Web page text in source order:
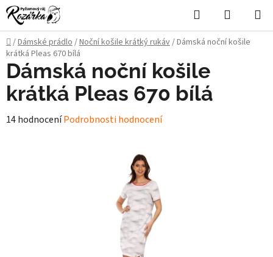
Přejít
na
obsah
Hledat
KOŠÍK
Domů
/Dámské prádlo/Noční košile krátký rukáv/Dámská noční košile
krátká Pleas 670 bílá
Dámská noční košile
krátká Pleas 670 bílá
Průměrné
14 hodnoceníPodrobnosti hodnocení